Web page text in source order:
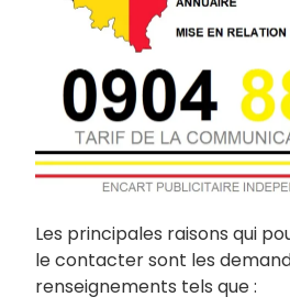
Les principales raisons qui
le contacter sont les
renseignements tels que :